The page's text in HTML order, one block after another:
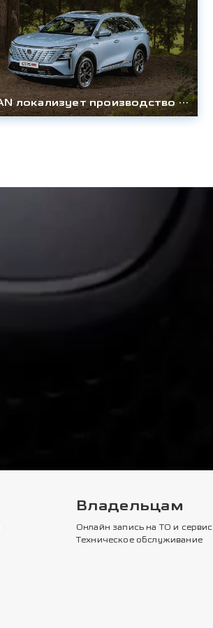
CHANGAN локализует производство технологичного кроссовера CS75PLUS AWD в России и снижает цену
Владельцам
Онлайн запись на ТО и сервис
Техническое обслуживание